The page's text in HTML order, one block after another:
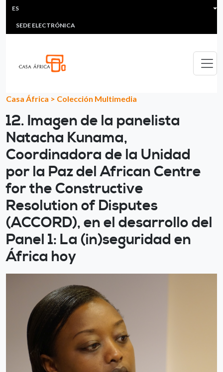
Pasar al contenido principal
HEADER MENU
MULTIMEDIA
SEDE ELECTRÓNICA
ES
Casa África > Colección Multimedia
12. Imagen de la panelista
Natacha Kunama,
Coordinadora de la Unidad
por la Paz del African Centre
for the Constructive
Resolution of Disputes
(ACCORD), en el desarrollo del
Panel 1: La (in)seguridad en
África hoy